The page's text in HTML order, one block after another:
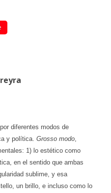
diferentes modos de
y política. Grosso modo
1) lo estético como
en el sentido que ambas
sublime, y esa
un brillo, e incluso como lo